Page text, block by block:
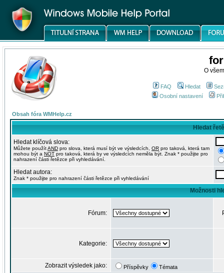
O
FAQ Hledat
Osobní nastavení
Obsah fóra WMHelp.cz
Hledat
Hledat klíčová slova:
Můžete použítAND pro slova, která musí být ve výsledcích, OR pro taková, která tam
mohou být a NOT pro taková, která by ve výsledcích neměla být. Znak * použijte pro
nahrazení části řetězce při vyhledávání.
Hledat autora:
Znak * použijte pro nahrazení části řetězce při vyhledávání
Možnosti
Fórum:
Kategorie:
Zobrazit výsledek jako: Příspěvky Témata